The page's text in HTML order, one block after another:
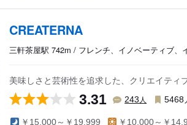
CREATERNA
三軒茶屋駅 742m / フレンチ、イノベーティブ、
美味しさと芸術性を追求した、クリエイテ
3.31 243 人 5468
￥15,000～￥19,999 ￥10,000～￥